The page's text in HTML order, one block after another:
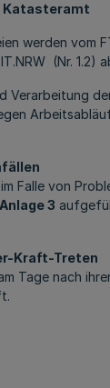
Katasteramt
werden vom
(Nr. 1.2)
Falle von
Anlage 3
Kraft-Treten
Tage nach